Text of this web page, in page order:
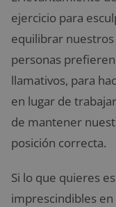
ejercicio para
equilibrar nuestros
personas
llamativos, para
en lugar de
de mantener
posición correcta.
Si lo que quieres
imprescindibles